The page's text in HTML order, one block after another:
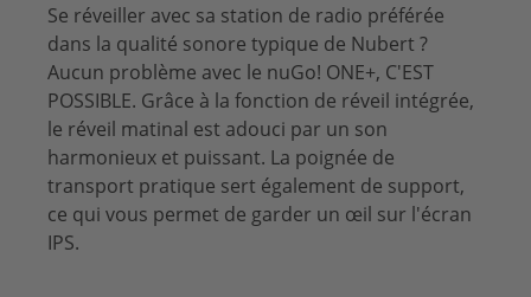
Se réveiller avec sa station de radio préférée
dans la qualité sonore typique de Nubert ?
Aucun problème avec le nuGo! ONE+, C'EST
POSSIBLE. Grâce à la fonction de réveil intégrée,
le réveil matinal est adouci par un son
harmonieux et puissant. La poignée de
transport pratique sert également de support,
ce qui vous permet de garder un œil sur l'écran
IPS.